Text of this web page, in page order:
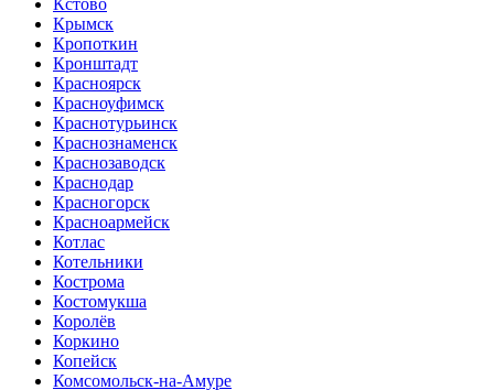
Крымск
Кропоткин
Кронштадт
Красноярск
Красноуфимск
Краснотурьинск
Краснознаменск
Краснозаводск
Краснодар
Красногорск
Красноармейск
Котлас
Котельники
Кострома
Костомукша
Королёв
Коркино
Копейск
Комсомольск-на-Амуре